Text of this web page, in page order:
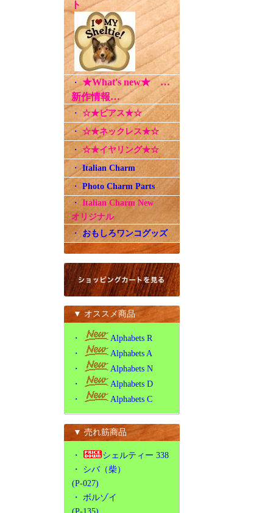
ト
・★What's new★ …
新作情報…
・ ☆★ピアス★☆
・ ☆★ネックレス★☆
・☆★イヤリング★☆
・Italian Charm
・Photo Charm Parts
・ Italian Charm New
オリジナル
・ おもしろワンコグッズ
▼ オススメ商品
・
Alphabets R
・
Alphabets A
・
Alphabets N
・
Alphabets D
・
Alphabets C
▼ 売れ筋商品
・
シェルティー 338
・ シバ（柴）
(P-027)
・ ボルゾイ